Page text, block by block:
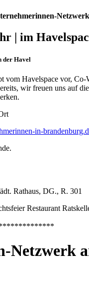
| im
der Havel
vom Havelspace vor,
wir freuen uns auf
in-
Rathaus, DG., R. 301
Restaurant
Netzwerk